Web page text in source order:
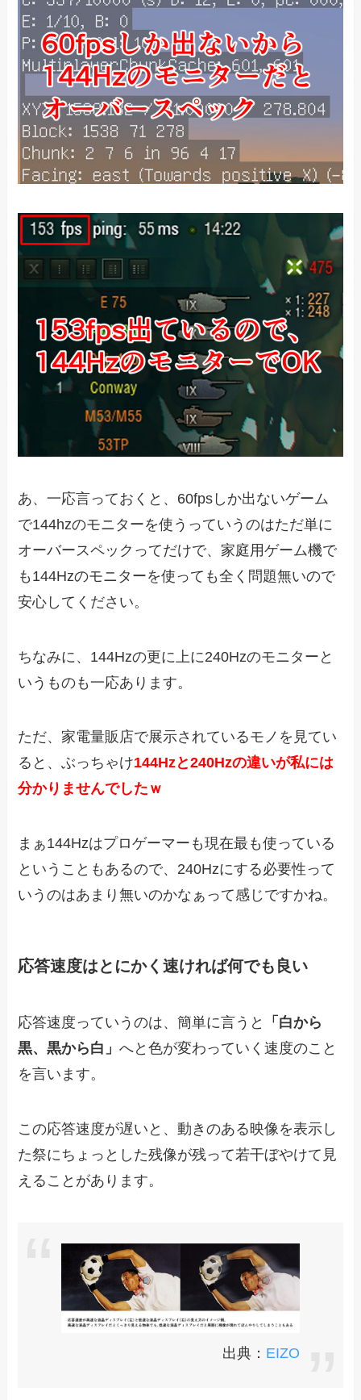
あ、一応言っておくと、60fpsしか出ないゲーム
で144hzのモニターを使うっていうのはただ単に
オーバースペックってだけで、家庭用ゲーム機で
も144Hzのモニターを使っても全く問題無いので
安心してください。
ちなみに、144Hzの更に上に240Hzのモニターと
いうものも一応あります。
ただ、家電量販店で展示されているモノを見てい
ると、ぶっちゃけ144Hzと240Hzの違いが私には
分かりませんでしたｗ
まぁ144Hzはプロゲーマーも現在最も使っている
ということもあるので、240Hzにする必要性って
いうのはあまり無いのかなぁって感じですかね。
応答速度はとにかく速ければ何でも良い
応答速度っていうのは、簡単に言うと
「白から
黒、黒から白」へと色が変わっていく速度のこと
を言います。
この応答速度が遅いと、動きのある映像を表示し
た祭にちょっとした残像が残って若干ぼやけて見
えることがあります。
出典： EIZO